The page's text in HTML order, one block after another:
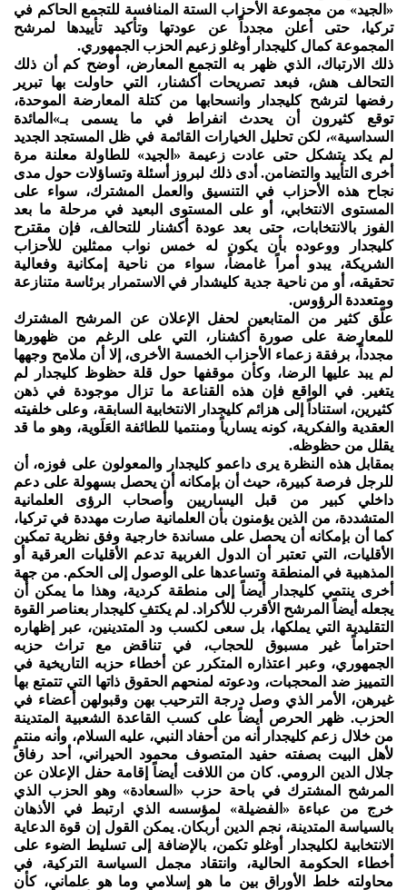
«الجيد» من مجموعة الأحزاب الستة المنافسة للتجمع الحاكم في
تركيا، حتى أعلن مجدداً عن عودتها وتأكيد تأييدها لمرشح
المجموعة كمال كليجدار أوغلو زعيم الحزب الجمهوري.
ذلك الارتباك، الذي ظهر به التجمع المعارض، أوضح كم أن ذلك
التحالف هش، فبعد تصريحات أكشنار، التي حاولت بها تبرير
رفضها لترشح كليجدار وانسحابها من كتلة المعارضة الموحدة،
توقع كثيرون أن يحدث انفراط في ما يسمى بـ»المائدة
السداسية»، لكن تحليل الخيارات القائمة في ظل المستجد الجديد
لم يكد يتشكل حتى عادت زعيمة «الجيد» للطاولة معلنة مرة
أخرى التأييد والتضامن. أدى ذلك لبروز أسئلة وتساؤلات حول مدى
نجاح هذه الأحزاب في التنسيق والعمل المشترك، سواء على
المستوى الانتخابي، أو على المستوى البعيد في مرحلة ما بعد
الفوز بالانتخابات، حتى بعد عودة أكشنار للتحالف، فإن مقترح
كليجدار ووعوده بأن يكون له خمس نواب ممثلين للأحزاب
الشريكة، يبدو أمراً غامضاً، سواء من ناحية إمكانية وفعالية
تحقيقه، أو من ناحية جدية كليشدار في الاستمرار برئاسة متنازعة
ومتعددة الرؤوس.
علّق كثير من المتابعين لحفل الإعلان عن المرشح المشترك
للمعارضة على صورة أكشنار، التي على الرغم من ظهورها
مجدداً، برفقة زعماء الأحزاب الخمسة الأخرى، إلا أن ملامح وجهها
لم يبد عليها الرضا، وكأن موقفها حول قلة حظوظ كليجدار لم
يتغير. في الواقع فإن هذه القناعة ما تزال موجودة في ذهن
كثيرين، استناداً إلى هزائم كليجدار الانتخابية السابقة، وعلى خلفيته
العقدية والفكرية، كونه يسارياً ومنتميا للطائفة العَلَوية، وهو ما قد
يقلل من حظوظه.
بمقابل هذه النظرة يرى داعمو كليجدار والمعولون على فوزه، أن
للرجل فرصة كبيرة، حيث أن بإمكانه أن يحصل بسهولة على دعم
داخلي كبير من قبل اليساريين وأصحاب الرؤى العلمانية
المتشددة، من الذين يؤمنون بأن العلمانية صارت مهددة في تركيا،
كما أن بإمكانه أن يحصل على مساندة خارجية وفق نظرية تمكين
الأقليات، التي تعتبر أن الدول الغربية تدعم الأقليات العرقية أو
المذهبية في المنطقة وتساعدها على الوصول إلى الحكم. من جهة
أخرى ينتمي كليجدار أيضاً إلى منطقة كردية، وهذا ما يمكن أن
يجعله أيضاً المرشح الأقرب للأكراد. لم يكتفِ كليجدار بعناصر القوة
التقليدية التي يملكها، بل سعى لكسب ود المتدينين، عبر إظهاره
احتراماً غير مسبوق للحجاب، في تناقض مع تراث حزبه
الجمهوري، وعبر اعتذاره المتكرر عن أخطاء حزبه التاريخية في
التمييز ضد المحجبات، ودعوته لمنحهم الحقوق ذاتها التي تتمتع بها
غيرهن، الأمر الذي وصل درجة الترحيب بهن وقبولهن أعضاء في
الحزب. ظهر الحرص أيضاً على كسب القاعدة الشعبية المتدينة
من خلال زعم كليجدار أنه من أحفاد النبي، عليه السلام، وأنه منتمٍ
لأهل البيت بصفته حفيد المتصوف محمود الحيراني، أحد رفاق
جلال الدين الرومي. كان من اللافت أيضاً إقامة حفل الإعلان عن
المرشح المشترك في باحة حزب «السعادة» وهو الحزب الذي
خرج من عباءة «الفضيلة» لمؤسسه الذي ارتبط في الأذهان
بالسياسة المتدينة، نجم الدين أربكان. يمكن القول إن قوة الدعاية
الانتخابية لكليجدار أوغلو تكمن، بالإضافة إلى تسليط الضوء على
أخطاء الحكومة الحالية، وانتقاد مجمل السياسة التركية، في
محاولته خلط الأوراق بين ما هو إسلامي وما هو علماني، كأن